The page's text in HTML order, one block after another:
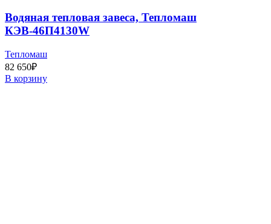
Водяная тепловая завеса, Тепломаш
КЭВ-46П4130W
Тепломаш
82 650₽
В корзину